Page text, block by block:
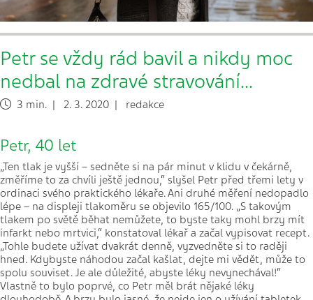
Petr se vždy rád bavil a nikdy moc
nedbal na zdravé stravování...
3 min. | 2. 3. 2020 | redakce
Petr, 40 let
„Ten tlak je vyšší – sedněte si na pár minut v klidu v čekárně,
změříme to za chvíli ještě jednou,“ slyšel Petr před třemi lety v
ordinaci svého praktického lékaře. Ani druhé měření nedopadlo
lépe – na displeji tlakoměru se objevilo 165/100. „S takovým
tlakem po světě běhat nemůžete, to byste taky mohl brzy mít
infarkt nebo mrtvici,“ konstatoval lékař a začal vypisovat recept.
„Tohle budete užívat dvakrát denně, vyzvedněte si to raději
hned. Kdybyste náhodou začal kašlat, dejte mi vědět, může to
spolu souviset. Je ale důležité, abyste léky nevynechával!“
Vlastně to bylo poprvé, co Petr měl brát nějaké léky